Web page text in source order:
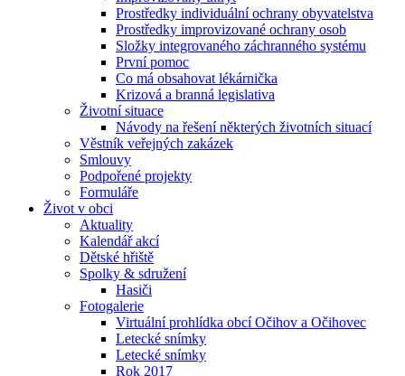
Prostředky individuální ochrany obyvatelstva
Prostředky improvizované ochrany osob
Složky integrovaného záchranného systému
První pomoc
Co má obsahovat lékárnička
Krizová a branná legislativa
Životní situace
Návody na řešení některých životních situací
Věstník veřejných zakázek
Smlouvy
Podpořené projekty
Formuláře
Život v obci
Aktuality
Kalendář akcí
Dětské hřiště
Spolky & sdružení
Hasiči
Fotogalerie
Virtuální prohlídka obcí Očihov a Očihovec
Letecké snímky
Letecké snímky
Rok 2017